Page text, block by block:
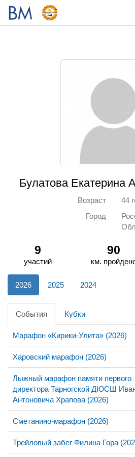
Булатова Екатерина
Возраст
44
Город
9
участий
90
км.
2026 2025 2024
События Кубки
Марафон «Кирики-Улита» (2026)
Харовский марафон (2026)
Лыжный марафон памяти первого
директора Тарногской ДЮСШ
Антоновича Храпова (2026)
Сметанино-марафон (2026)
Трейловый забег Филина Гора